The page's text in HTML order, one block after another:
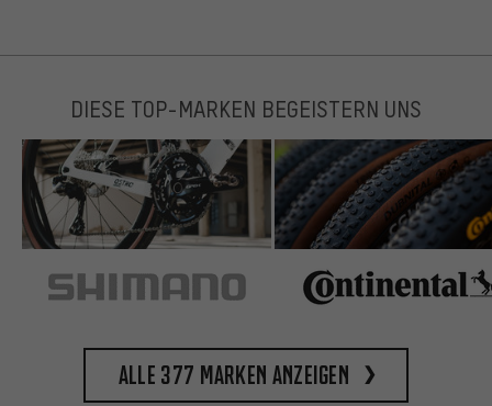
DIESE TOP-MARKEN BEGEISTERN UNS
Alle 377 Marken anzeigen